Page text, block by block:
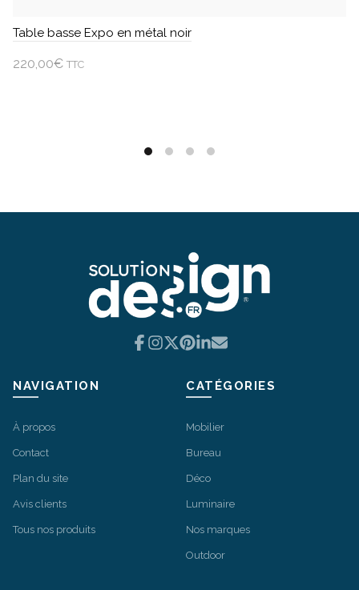
Table basse Expo en métal noir
220,00€ TTC
Facebook
Instagram
X Pinterest
LinkedIn
Email
NAVIGATION
À propos
Contact
Plan du site
Avis clients
Tous nos produits
CATÉGORIES
Mobilier
Bureau
Déco
Luminaire
Nos marques
Outdoor